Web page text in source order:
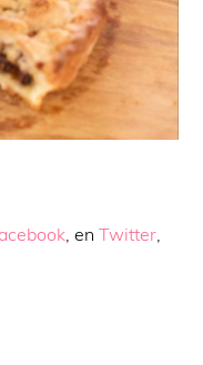
, enTwitter